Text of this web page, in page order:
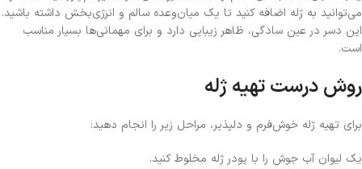
می‌توانید به ژله اضافه کنید تا یک میان‌وعده سالم و انرژی‌بخش داشته باشید.
این دسر در عین سادگی، ظاهر زیبایی دارد و برای مهمانی‌ها بسیار مناسب
است.
روش درست تهیه ژله
برای تهیه ژله خوش‌فرم و دلپذیر، مراحل زیر را انجام دهید:
یک لیوان آب جوش را با پودر ژله مخلوط کنید.